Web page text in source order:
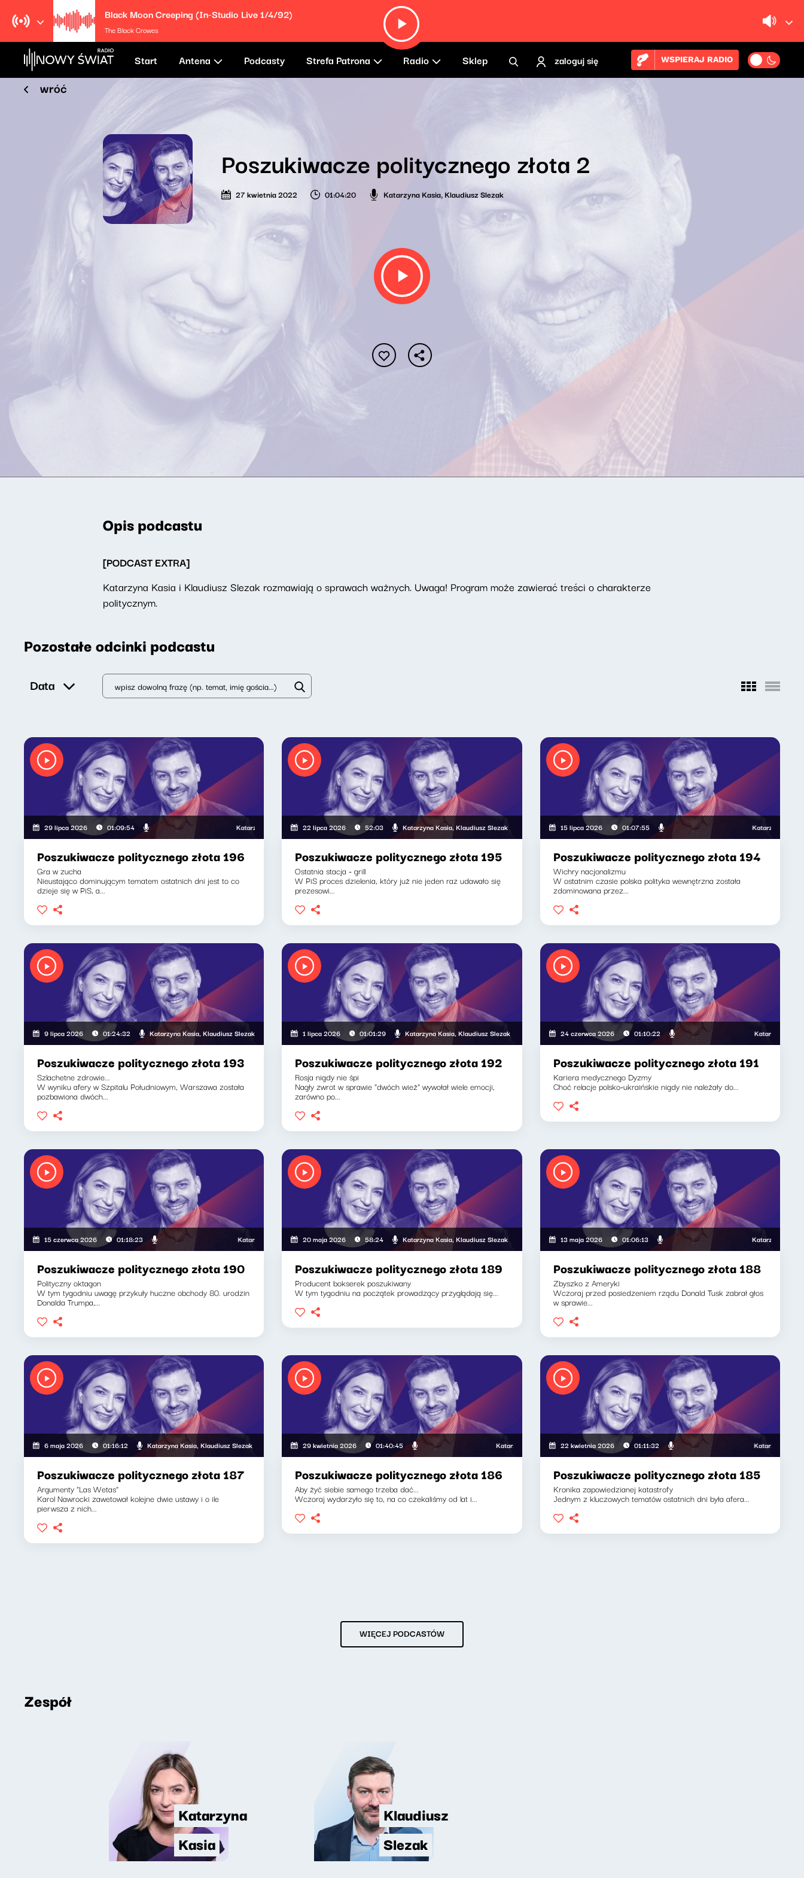
Black Moon Creeping (In-Studio Live 1/4/92)
The Black Crowes
Start Antena Podcasty Strefa Patrona Radio Sklep zaloguj się WSPIERAJ RADIO
wróć
Poszukiwacze politycznego złota 2
27 kwietnia 2022 01:04:20 Katarzyna Kasia, Klaudiusz Slezak
Opis podcastu
[PODCAST EXTRA]
Katarzyna Kasia i Klaudiusz Slezak rozmawiają o sprawach ważnych. Uwaga! Program może zawierać treści o charakterze
politycznym.
Pozostałe odcinki podcastu
Data
29 lipca 2026 01:09:54 Katarzyna Kasia, Klaudiusz Slezak
Poszukiwacze politycznego złota 196
Gra w zucha
Nieustająco dominującym tematem ostatnich dni jest to co
dzieje się w PiS, a...
22 lipca 2026 52:03 Katarzyna Kasia, Klaudiusz Slezak
Poszukiwacze politycznego złota 195
Ostatnia stacja - grill
W PiS proces dzielenia, który już nie jeden raz udawało się
prezesowi...
15 lipca 2026 01:07:55 Katarzyna Kasia,
Poszukiwacze politycznego złota 194
Wichry nacjonalizmu
W ostatnim czasie polska polityka wewnętrzna została
zdominowana przez...
9 lipca 2026 01:24:32 Katarzyna Kasia, Klaudiusz Slezak
Poszukiwacze politycznego złota 193
Szlachetne zdrowie...
W wyniku afery w Szpitalu Południowym, Warszawa została
pozbawiona dwóch...
1 lipca 2026 01:01:29 Katarzyna Kasia, Klaudiusz Slezak
Poszukiwacze politycznego złota 192
Rosja nigdy nie śpi
Nagły zwrot w sprawie "dwóch wież" wywołał wiele emocji,
zarówno po...
24 czerwca 2026 01:10:22 Katarzyna Kasia,
Poszukiwacze politycznego złota 191
Kariera medycznego Dyzmy
Choć relacje polsko-ukraińskie nigdy nie należały do...
15 czerwca 2026 01:18:23 Katarzyna Kasia, Klaudiusz Slezak
Poszukiwacze politycznego złota 190
Polityczny oktagon
W tym tygodniu uwagę przykuły huczne obchody 80. urodzin
Donalda Trumpa,...
20 maja 2026 58:24 Katarzyna Kasia, Klaudiusz Slezak
Poszukiwacze politycznego złota 189
Producent bokserek poszukiwany
W tym tygodniu na początek prowadzący przyglądają się...
13 maja 2026 01:06:13 Katarzyna Kasia,
Poszukiwacze politycznego złota 188
Zbyszko z Ameryki
Wczoraj przed posiedzeniem rządu Donald Tusk zabrał głos
w sprawie...
6 maja 2026 01:16:12 Katarzyna Kasia, Klaudiusz Slezak
Poszukiwacze politycznego złota 187
Argumenty "Las Wetas"
Karol Nawrocki zawetował kolejne dwie ustawy i o ile
pierwsza z nich...
29 kwietnia 2026 01:40:45 Katarzyna Kasia, Klaudiusz Slezak
Poszukiwacze politycznego złota 186
Aby żyć siebie samego trzeba dać...
Wczoraj wydarzyło się to, na co czekaliśmy od lat i...
22 kwietnia 2026 01:11:32 Katarzyna Kasia,
Poszukiwacze politycznego złota 185
Kronika zapowiedzianej katastrofy
Jednym z kluczowych tematów ostatnich dni była afera...
WIĘCEJ PODCASTÓW
Zespół
Katarzyna
Kasia
Klaudiusz
Slezak